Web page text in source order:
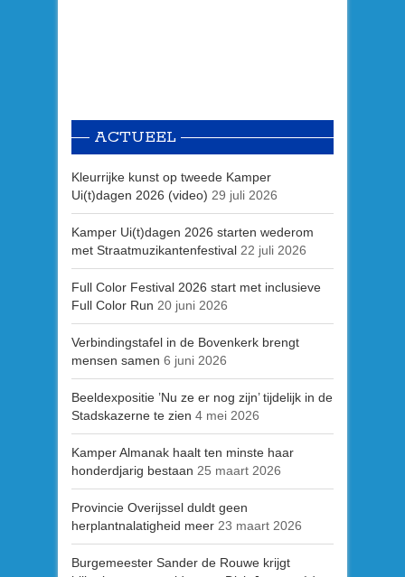
ACTUEEL
Kleurrijke kunst op tweede Kamper
Ui(t)dagen 2026 (video) 29 juli 2026
Kamper Ui(t)dagen 2026 starten wederom
met Straatmuzikantenfestival 22 juli 2026
Full Color Festival 2026 start met inclusieve
Full Color Run 20 juni 2026
Verbindingstafel in de Bovenkerk brengt
mensen samen 6 juni 2026
Beeldexpositie ’Nu ze er nog zijn’ tijdelijk in de
Stadskazerne te zien 4 mei 2026
Kamper Almanak haalt ten minste haar
honderdjarig bestaan 25 maart 2026
Provincie Overijssel duldt geen
herplantnalatigheid meer 23 maart 2026
Burgemeester Sander de Rouwe krijgt